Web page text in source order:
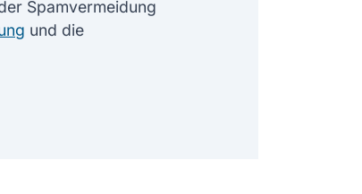
Spamvermeidung
und die